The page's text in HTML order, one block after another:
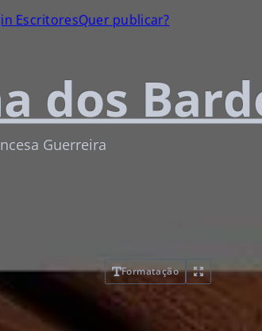
EscritoresQuer publicar?
dos
Guerreira
Formatação